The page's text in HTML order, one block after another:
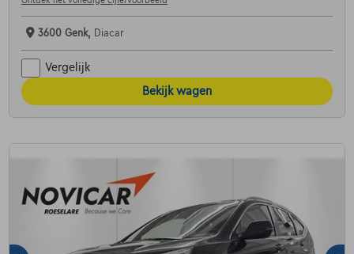
3600 Genk, Diacar
Vergelijk
Bekijk wagen